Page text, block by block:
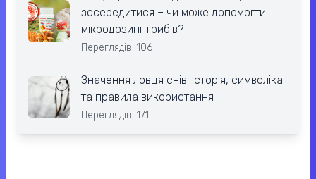
зосередитися – чи може допомогти
мікродозинг грибів?
Переглядів: 106
Значення ловця снів: історія, символіка
та правила використання
Переглядів: 171